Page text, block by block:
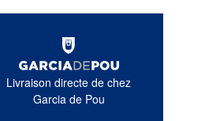
Livraison directe de chez
Garcia de Pou